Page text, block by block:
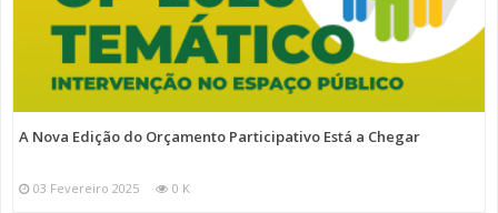
A Nova Edição do Orçamento Participativo Está a Chegar
03 Fevereiro 2025 0 K